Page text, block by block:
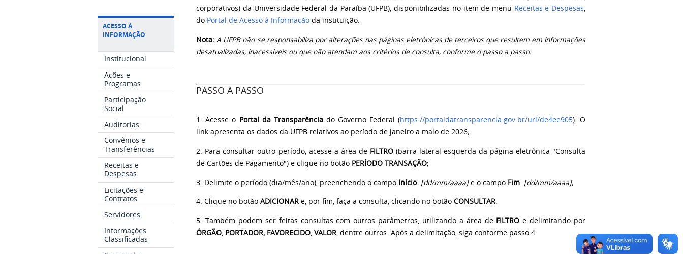
ACESSO À
INFORMAÇÃO
Institucional
Ações e
Programas
Participação
Social
Auditorias
Convênios e
Transferências
Receitas e
Despesas
Licitações e
Contratos
Servidores
Informações
Classificadas
corporativos)da Universidade Federal da Paraíba (UFPB), disponibilizadas no item de menu Receitas e Despesas,
do Portal de Acesso à Informação da instituição.
Nota:A UFPB não se responsabiliza por alterações nas páginas eletrônicas de terceiros que resultem em informações
desatualizadas, inacessíveis ou que não atendam aos critérios de consulta, conforme o passo a passo.
PASSO A PASSO
1. Acesse o Portal da Transparênciado Governo Federal (https://portaldatransparencia.gov.br/url/de4ee905). O
link apresenta os dados da UFPB relativos ao período de janeiro a maio de 2026;
2. Para consultar outro período, acesse a área de FILTRO(barra lateral esquerda da página eletrônica "Consulta
de Cartões de Pagamento") e clique no botão PERÍODO TRANSAÇÃO;
3. Delimite o período (dia/mês/ano), preenchendo o campo Início: [dd/mm/aaaa]e o campo Fim: [dd/mm/aaaa];
4. Clique no botãoADICIONAR e, por fim, faça a consulta, clicando no botãoCONSULTAR.
5. Também podem ser feitas consultas com outros parâmetros, utilizando a área de FILTRO e delimitando por
ÓRGÃO, PORTADOR, FAVORECIDO,VALOR, dentre outros. Após a delimitação, siga conforme passo 4.